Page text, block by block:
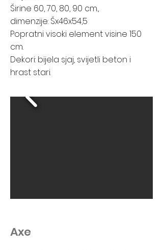
Širine 60, 70, 80, 90 cm.,
dimenzije: Šx46x54,5
Popratni visoki element visine 150
cm.
Dekori: bijela sjaj, svijetli beton i
hrast stari.
Axe